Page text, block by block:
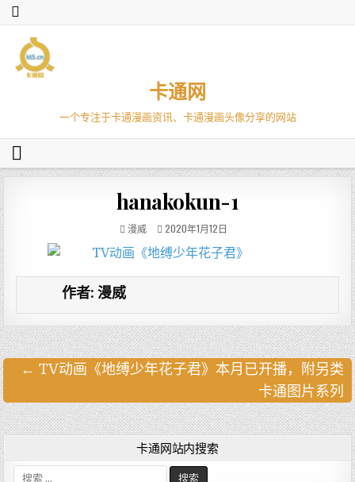
卡通网
一个专注于卡通漫画资讯、卡通漫画头像分享的网站
hanakokun-1
漫威 2020年1月12日
作者: 漫威
文
章
导
← TV动画《地缚少年花子君》本月已开播，附另类
卡通图片系列
卡通网站内搜索
搜